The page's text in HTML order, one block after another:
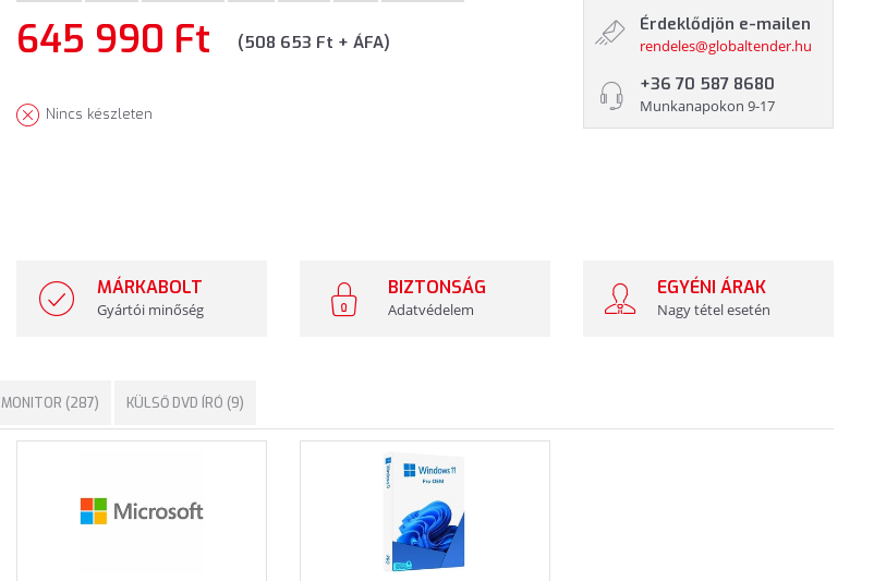
645 990 Ft (508 653 Ft + ÁFA)
Nincs készleten
Érdeklődjön e-mailen
rendeles@globaltender.hu
+36 70 587 8680
Munkanapokon 9-17
MÁRKABOLT
Gyártói minőség
BIZTONSÁG
Adatvédelem
EGYÉNI ÁRAK
Nagy tétel esetén
MONITOR (287) KÜLSŐ DVD ÍRÓ (9)